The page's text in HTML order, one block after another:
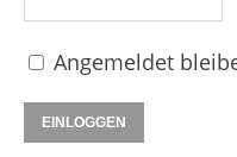
Angemeldet